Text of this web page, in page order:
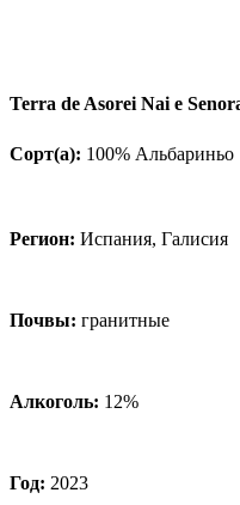
Terra de Asorei Nai e
Сорт(а): 100% Альбариньо
Регион: Испания, Галисия
Почвы: гранитные
Алкоголь: 12%
Год: 2023